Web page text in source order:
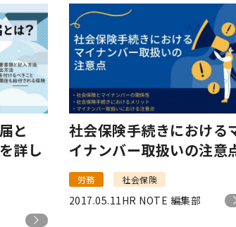
と
詳し
社会保険手続きにおける
イナンバー取扱いの注意
労務 社会保険
2017.05.11HR NOTE 編集部